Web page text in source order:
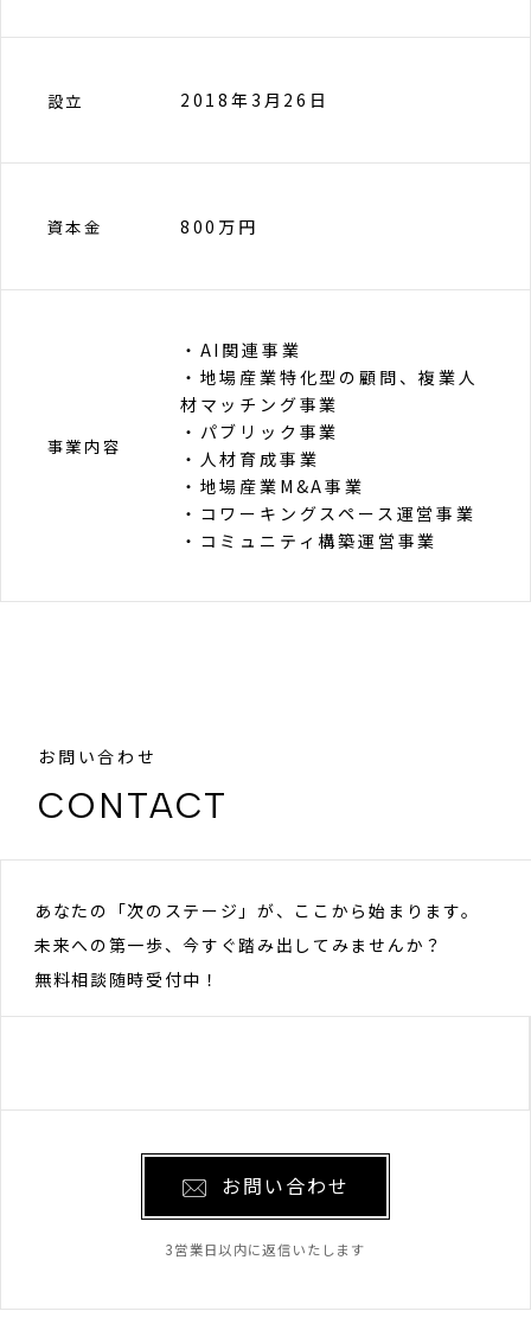
設立 2018年3月26日
資本金 800万円
事業内容
・AI関連事業
・地場産業特化型の顧問、複業人
材マッチング事業
・パブリック事業
・人材育成事業
・地場産業M&A事業
・コワーキングスペース運営事業
・コミュニティ構築運営事業
お問い合わせ
CONTACT
あなたの「次のステージ」が、ここから始まります。
未来への第一歩、今すぐ踏み出してみませんか？
無料相談随時受付中！
お問い合わせ
3営業日以内に返信いたします